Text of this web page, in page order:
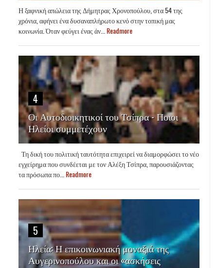
Η ξαφνική απώλεια της Δήμητρας Χρονοπούλου, στα 54 της
χρόνια, αφήνει ένα δυσαναπλήρωτο κενό στην τοπική μας
κοινωνία. Όταν φεύγει ένας άν... Readmore
4
Οι Αυτοδιοικητικοί του Τσίπρα - Ποιοι
Ηλείοι συμμετέχουν
Τη δική του πολιτική ταυτότητα επιχειρεί να διαμορφώσει το νέο
εγχείρημα που συνδέεται με τον Αλέξη Τσίπρα, παρουσιάζοντας
τα πρόσωπα πο... Readmore
5
Ηλεία: Η επικοινωνιακή μοναξιά της
Αυγερινοπούλου και οι «ασκήσεις